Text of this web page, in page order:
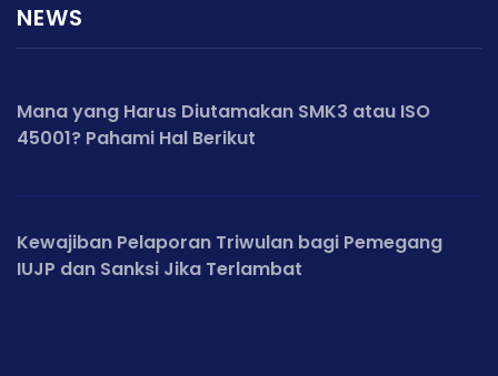
NEWS
Mana yang Harus Diutamakan SMK3 atau ISO
45001? Pahami Hal Berikut
Kewajiban Pelaporan Triwulan bagi Pemegang
IUJP dan Sanksi Jika Terlambat